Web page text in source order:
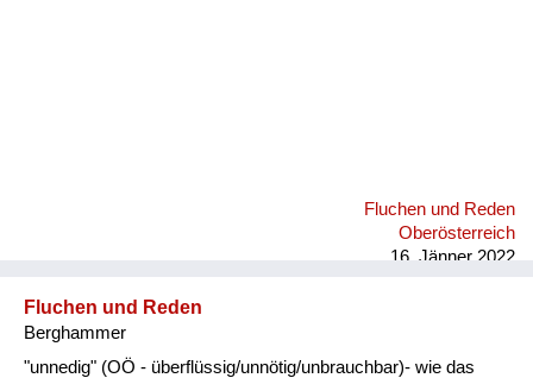
Fluchen und Reden
Oberösterreich
16. Jänner 2022
Fluchen und Reden
Berghammer
"unnedig" (OÖ - überflüssig/unnötig/unbrauchbar)- wie das